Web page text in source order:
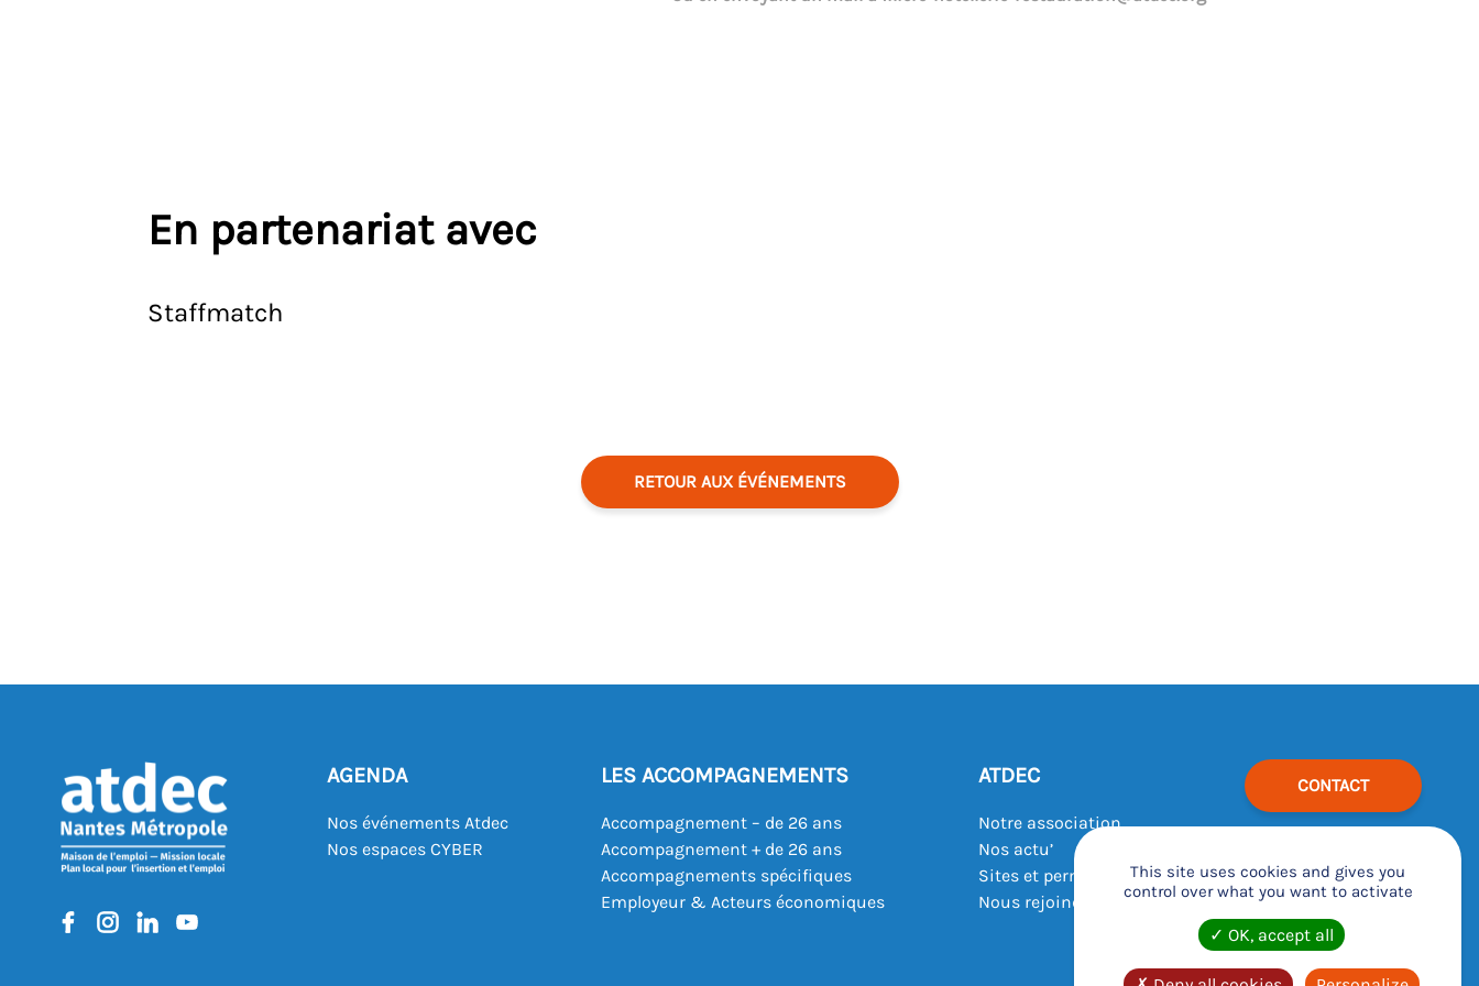
En partenariat avec
Staffmatch
RETOUR AUX ÉVÉNEMENTS
AGENDA
Nos événements Atdec
Nos espaces CYBER
LES ACCOMPAGNEMENTS
Accompagnement – de 26 ans
Accompagnement + de 26 ans
Accompagnements spécifiques
Employeur & Acteurs économiques
ATDEC
Notre association
Nos actu’
Sites et permanences
Nous rejoindre
CONTACT
This site uses cookies and gives you
control over what you want to activate
OK, accept all